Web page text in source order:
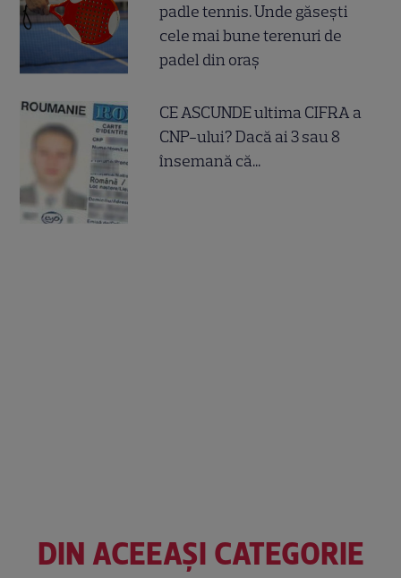
padle tennis. Unde găsești
cele mai bune terenuri de
padel din oraș
CE ASCUNDE ultima CIFRA a
CNP-ului? Dacă ai 3 sau 8
însemană că...
DIN ACEEAȘI CATEGORIE